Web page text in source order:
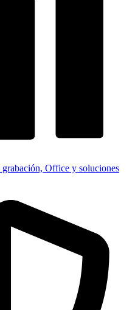
grabación, Office y soluciones